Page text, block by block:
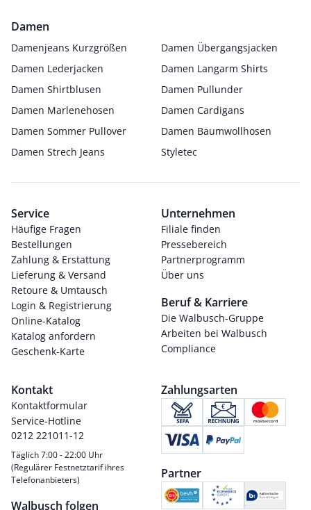
Damen
Damenjeans Kurzgrößen
Damen Übergangsjacken
Damen Lederjacken
Damen Langarm Shirts
Damen Shirtblusen
Damen Pullunder
Damen Marlenehosen
Damen Cardigans
Damen Sommer Pullover
Damen Baumwollhosen
Damen Strech Jeans
Styletec
Service
Häufige Fragen
Bestellungen
Zahlung & Erstattung
Lieferung & Versand
Retoure & Umtausch
Login & Registrierung
Online-Katalog
Katalog anfordern
Geschenk-Karte
Unternehmen
Filiale finden
Pressebereich
Partnerprogramm
Über uns
Beruf & Karriere
Die Walbusch-Gruppe
Arbeiten bei Walbusch
Compliance
Kontakt
Kontaktformular
Service-Hotline
0212 221011-12
Täglich 7:00 - 22:00 Uhr
(Regulärer Festnetztarif ihres
Telefonanbieters)
Walbusch folgen
Zahlungsarten
Partner